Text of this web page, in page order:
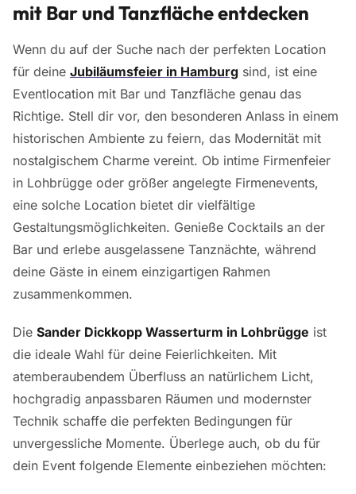
mit Bar und Tanzfläche entdecken
Wenn du auf der Suche nach der perfekten Location
für deine Jubiläumsfeier in Hamburg sind, ist eine
Eventlocation mit Bar und Tanzfläche genau das
Richtige. Stell dir vor, den besonderen Anlass in einem
historischen Ambiente zu feiern, das Modernität mit
nostalgischem Charme vereint. Ob intime Firmenfeier
in Lohbrügge oder größer angelegte Firmenevents,
eine solche Location bietet dir vielfältige
Gestaltungsmöglichkeiten. Genieße Cocktails an der
Bar und erlebe ausgelassene Tanznächte, während
deine Gäste in einem einzigartigen Rahmen
zusammenkommen.
Die Sander Dickkopp Wasserturm in Lohbrügge ist
die ideale Wahl für deine Feierlichkeiten. Mit
atemberaubendem Überfluss an natürlichem Licht,
hochgradig anpassbaren Räumen und modernster
Technik schaffe die perfekten Bedingungen für
unvergessliche Momente. Überlege auch, ob du für
dein Event folgende Elemente einbeziehen möchten: